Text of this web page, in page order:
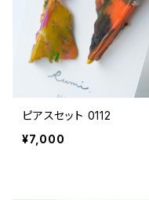
ピアスセット 0112
¥7,000